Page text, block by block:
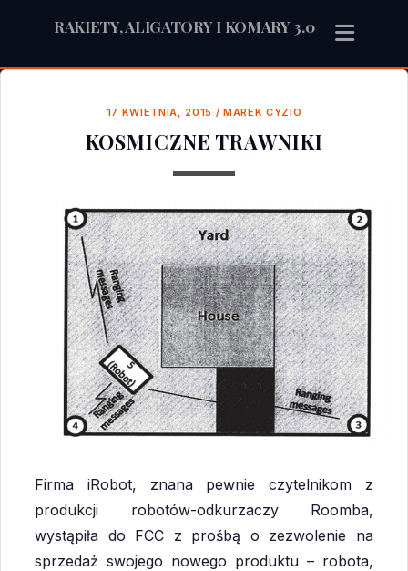
RAKIETY, ALIGATORY I KOMARY 3.0
17 KWIETNIA, 2015 / MAREK CYZIO
KOSMICZNE TRAWNIKI
Firma iRobot, znana pewnie czytelnikom z
produkcji robotów-odkurzaczy Roomba,
wystąpiła do FCC z prośbą o zezwolenie na
sprzedaż swojego nowego produktu – robota,